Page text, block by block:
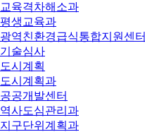
교육격차해소과
평생교육과
광역친환경급식통합지원센터
기술심사
도시계획
도시계획과
공공개발센터
역사도심관리과
지구단위계획과